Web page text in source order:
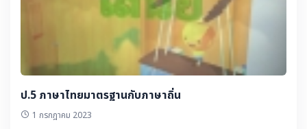
ป.5 ภาษาไทยมาตรฐานกับภาษาถิ่น
1 กรกฎาคม 2023